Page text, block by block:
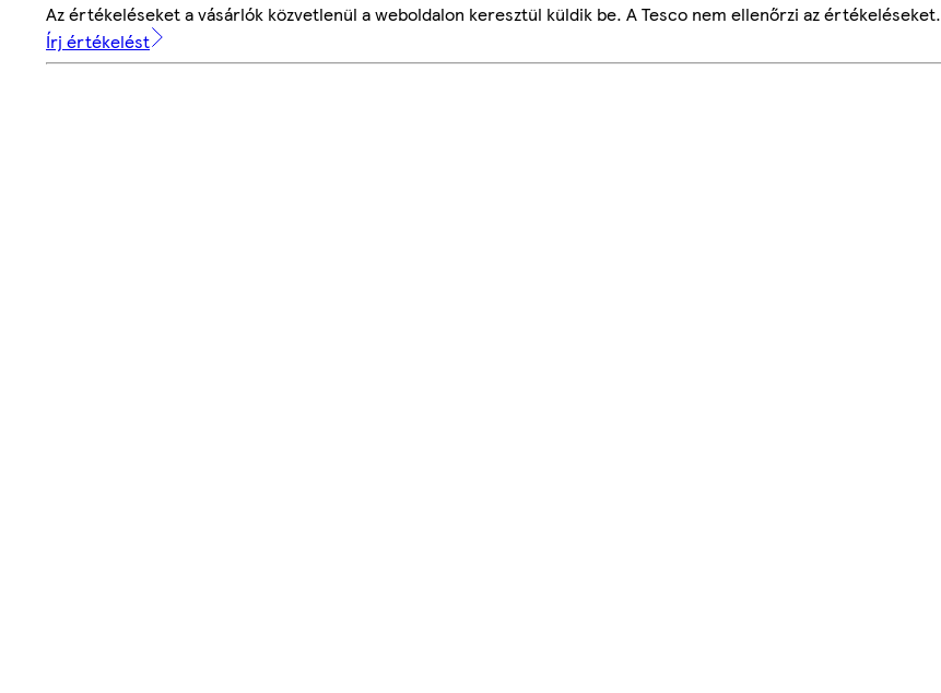
Az értékeléseket a vásárlók közvetlenül a weboldalon keresztül küldik be. A Tesco nem ellenőrzi az értékeléseket.
Írj értékelést